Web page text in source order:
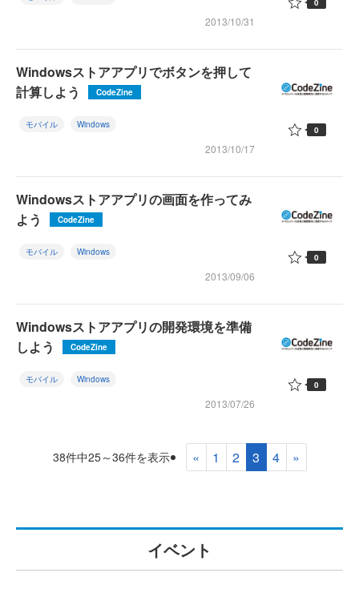
2013/10/31
Windowsストアアプリでボタンを押して
計算しよう
CodeZine
モバイル Windows
2013/10/17
0
Windowsストアアプリの画面を作ってみ
よう
CodeZine
モバイル Windows
2013/09/06
0
Windowsストアアプリの開発環境を準備
しよう
CodeZine
モバイル Windows
2013/07/26
0
38件中25～36件を表示 « 1 2 3 4 »
イベント